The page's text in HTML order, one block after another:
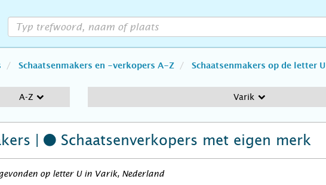
Schaatsenmakers en -verkopers A-Z Schaatsenmakers op de letter U
A-Z Varik
| Schaatsenverkopers met eigen merk
op letter U in Varik, Nederland